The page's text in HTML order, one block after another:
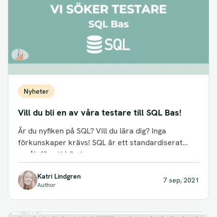
Nyheter
Vill du bli en av våra testare till SQL Bas!
Är du nyfiken på SQL? Vill du lära dig? Inga
förkunskaper krävs! SQL är ett standardiserat
språk för att hämta...
Katri Lindgren
Author
7 sep, 2021